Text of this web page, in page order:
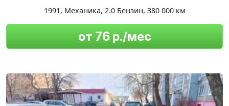
1991, Механика, 2.0 Бензин, 380 000 км
от 76 р./мес